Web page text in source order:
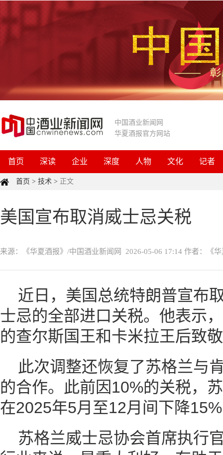
中国酒业新闻网
华夏酒报官方网站
首页 深读 企业 深度 人物 文化 记者
首页 > 技术 > 正文
美国宣布取消威士忌关税
来源：《华夏酒报》/中国酒业新闻网 2026-05-06 17:14 作者：《
近日，美国总统特朗普宣布
士忌的全部进口关税。他表示
的查尔斯国王和卡米拉王后致
此次调整还恢复了苏格兰与
的合作。此前因10%的关税，
在2025年5月至12月间下降
苏格兰威士忌协会首席执行